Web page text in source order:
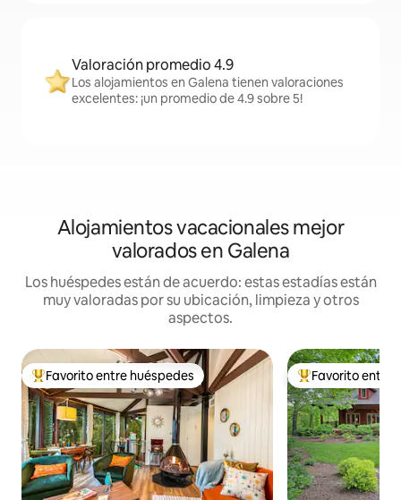
Valoración promedio 4.9
Los alojamientos en Galena tienen valoraciones
excelentes: ¡un promedio de 4.9 sobre 5!
Alojamientos vacacionales mejor
valorados en Galena
Los huéspedes están de acuerdo: estas estadías están
muy valoradas por su ubicación, limpieza y otros
aspectos.
Favorito entre huéspedes preferido
Favorito entre huéspedes Favorito entre
Favorito entre